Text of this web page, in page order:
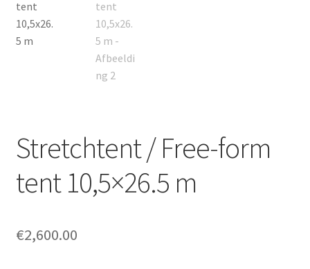
Stretchtent / Free-form
tent 10,5×26.5 m
€2,600.00